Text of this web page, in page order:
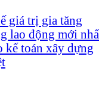
giá trị gia tăng
lao động mới
kế toán xây dựng